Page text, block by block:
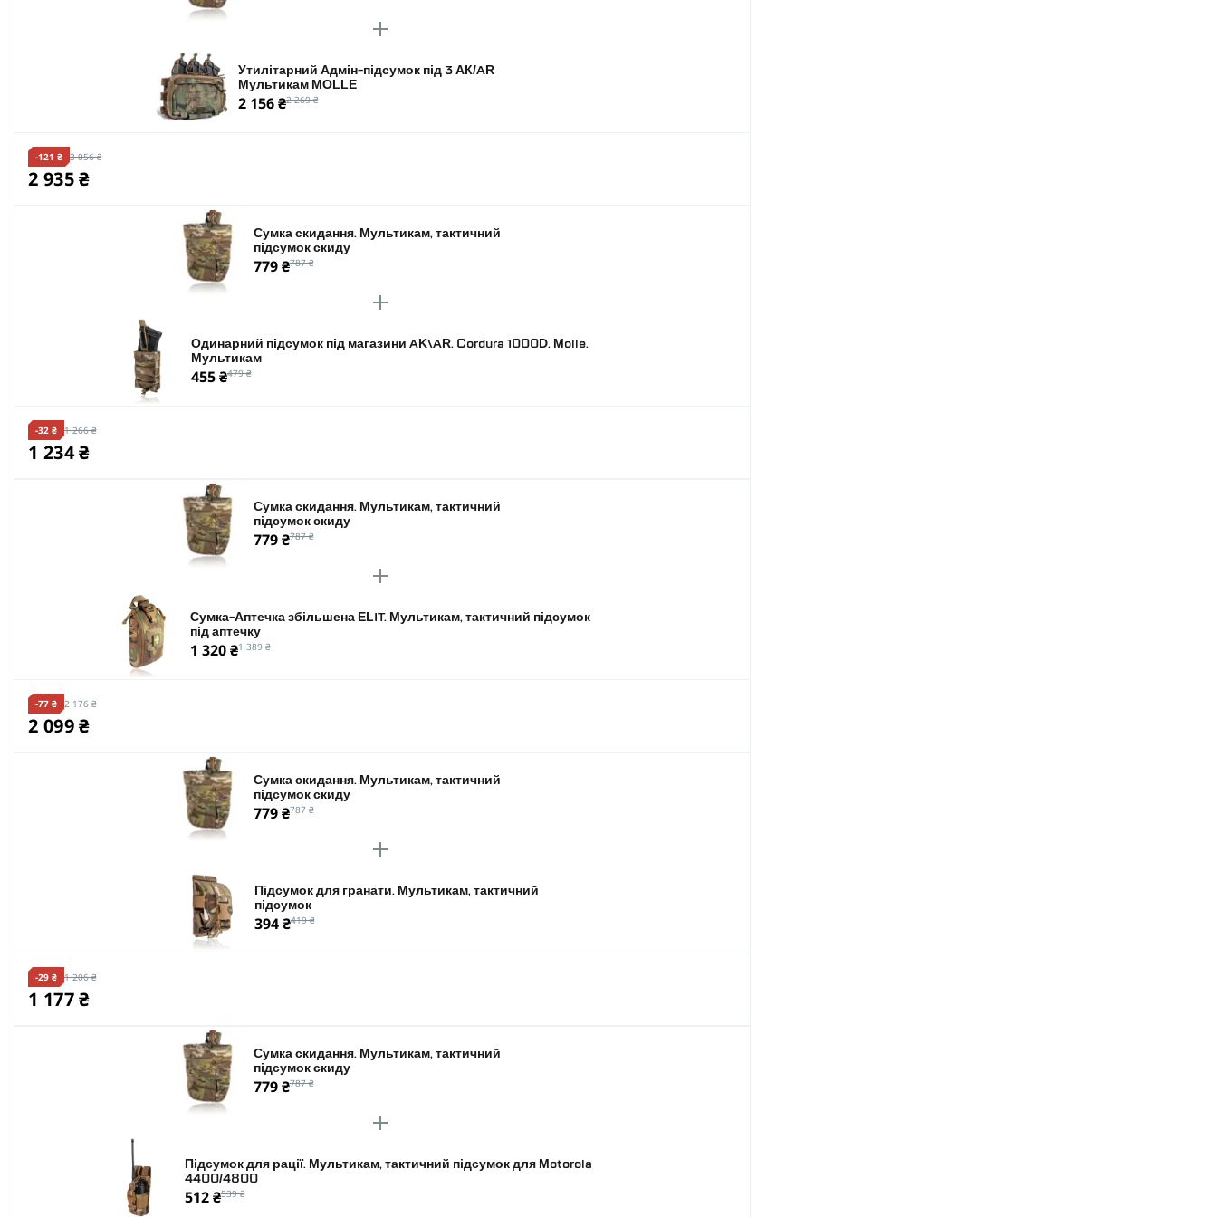
Утилітарний Адмін-підсумок під 3 АК/AR
Мультикам MOLLE
2 156 ₴2 269 ₴
-121 ₴ 3 056 ₴
2 935 ₴
Сумка скидання. Мультикам, тактичний
підсумок скиду
779 ₴787 ₴
Одинарний підсумок під магазини AK\AR. Cordura 1000D. Molle.
Мультикам
455 ₴479 ₴
-32 ₴ 1 266 ₴
1 234 ₴
Сумка скидання. Мультикам, тактичний
підсумок скиду
779 ₴787 ₴
Сумка-Аптечка збільшена ELIT. Мультикам, тактичний підсумок
під аптечку
1 320 ₴1 389 ₴
-77 ₴ 2 176 ₴
2 099 ₴
Сумка скидання. Мультикам, тактичний
підсумок скиду
779 ₴787 ₴
Підсумок для гранати. Мультикам, тактичний
підсумок
394 ₴419 ₴
-29 ₴ 1 206 ₴
1 177 ₴
Сумка скидання. Мультикам, тактичний
підсумок скиду
779 ₴787 ₴
Підсумок для рації. Мультикам, тактичний підсумок для Motorola
4400/4800
512 ₴539 ₴